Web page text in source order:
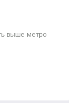
выше метро